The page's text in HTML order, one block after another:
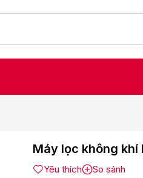
Máy lọc không khí
Yêu thích
So sánh